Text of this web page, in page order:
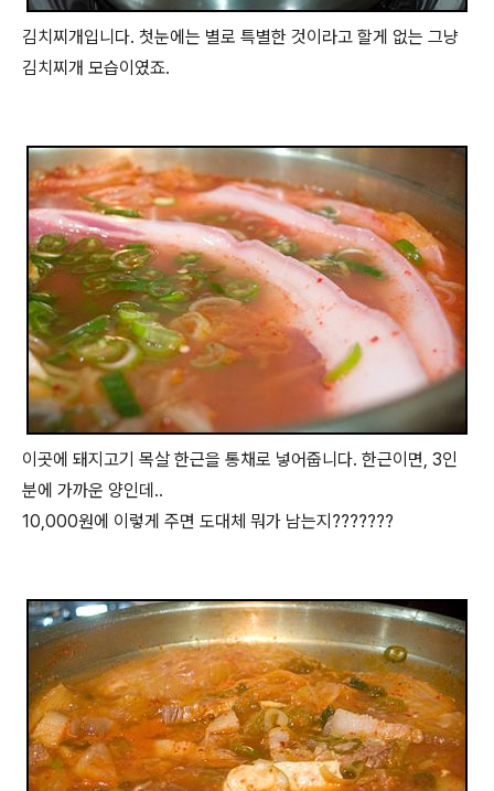
김치찌개입니다. 첫눈에는 별로 특별한 것이라고 할게 없는 그냥
김치찌개 모습이였죠.
이곳에 돼지고기 목살 한근을 통채로 넣어줍니다. 한근이면, 3인
분에 가까운 양인데..
10,000원에 이렇게 주면 도대체 뭐가 남는지???????